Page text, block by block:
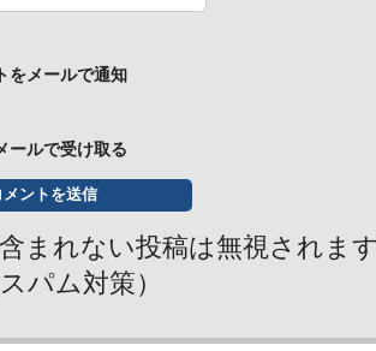
をメールで通知
ールで受け取る
まれない投稿は無視されま
パム対策）